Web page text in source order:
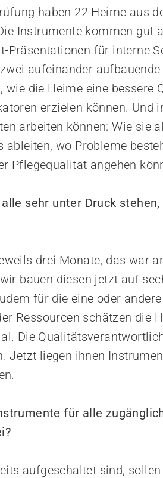
haben 22 Heime aus
Instrumente kommen gut
Präsentationen für interne
aufeinander
wie die Heime eine bessere
erzielen können. Und
arbeiten können: Wie sie
ableiten, wo Probleme
Pflegequalität angehen
sehr unter Druck
drei Monate, das war
bauen diesen jetzt auf
für die eine oder
Ressourcen schätzen die
Die
Jetzt liegen ihnen
für alle
aufgeschaltet sind,